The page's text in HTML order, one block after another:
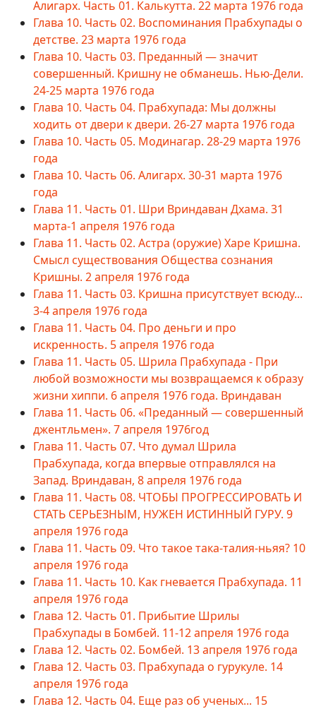
Алигарх. Часть 01. Калькутта. 22 марта 1976 года
Глава 10. Часть 02. Воспоминания Прабхупады о
детстве. 23 марта 1976 года
Глава 10. Часть 03. Преданный — значит
совершенный. Кришну не обманешь. Нью-Дели.
24-25 марта 1976 года
Глава 10. Часть 04. Прабхупада: Мы должны
ходить от двери к двери. 26-27 марта 1976 года
Глава 10. Часть 05. Модинагар. 28-29 марта 1976
года
Глава 10. Часть 06. Алигарх. 30-31 марта 1976
года
Глава 11. Часть 01. Шри Вриндаван Дхама. 31
марта-1 апреля 1976 года
Глава 11. Часть 02. Астра (оружие) Харе Кришна.
Смысл существования Общества сознания
Кришны. 2 апреля 1976 года
Глава 11. Часть 03. Кришна присутствует всюду...
3-4 апреля 1976 года
Глава 11. Часть 04. Про деньги и про
искренность. 5 апреля 1976 года
Глава 11. Часть 05. Шрила Прабхупада - При
любой возможности мы возвращаемся к образу
жизни хиппи. 6 апреля 1976 года. Вриндаван
Глава 11. Часть 06. «Преданный — совершенный
джентльмен». 7 апреля 1976год
Глава 11. Часть 07. Что думал Шрила
Прабхупада, когда впервые отправлялся на
Запад. Вриндаван, 8 апреля 1976 года
Глава 11. Часть 08. ЧТОБЫ ПРОГРЕССИРОВАТЬ И
СТАТЬ СЕРЬЕЗНЫМ, НУЖЕН ИСТИННЫЙ ГУРУ. 9
апреля 1976 года
Глава 11. Часть 09. Что такое така-талия-ньяя? 10
апреля 1976 года
Глава 11. Часть 10. Как гневается Прабхупада. 11
апреля 1976 года
Глава 12. Часть 01. Прибытие Шрилы
Прабхупады в Бомбей. 11-12 апреля 1976 года
Глава 12. Часть 02. Бомбей. 13 апреля 1976 года
Глава 12. Часть 03. Прабхупада о гурукуле. 14
апреля 1976 года
Глава 12. Часть 04. Еще раз об ученых... 15